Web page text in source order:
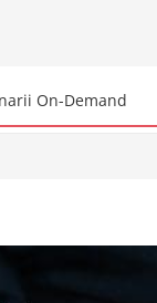
available use
On-Demand